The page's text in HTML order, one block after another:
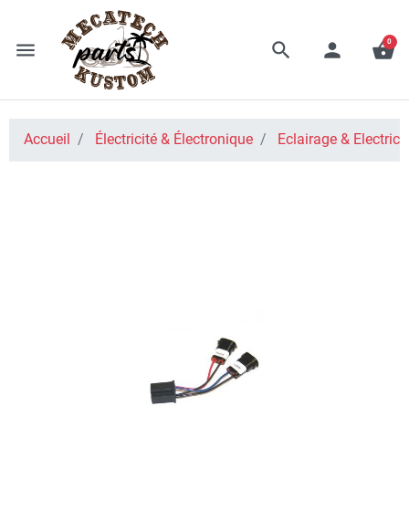
menu search person shopping_basket
0
Accueil Électricité & Électronique Eclairage &